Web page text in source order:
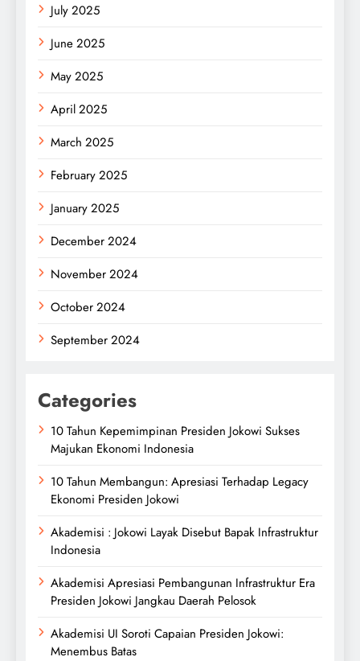
July 2025
June 2025
May 2025
April 2025
March 2025
February 2025
January 2025
December 2024
November 2024
October 2024
September 2024
Categories
10 Tahun Kepemimpinan Presiden Jokowi Sukses
Majukan Ekonomi Indonesia
10 Tahun Membangun: Apresiasi Terhadap Legacy
Ekonomi Presiden Jokowi
Akademisi : Jokowi Layak Disebut Bapak Infrastruktur
Indonesia
Akademisi Apresiasi Pembangunan Infrastruktur Era
Presiden Jokowi Jangkau Daerah Pelosok
Akademisi UI Soroti Capaian Presiden Jokowi:
Menembus Batas